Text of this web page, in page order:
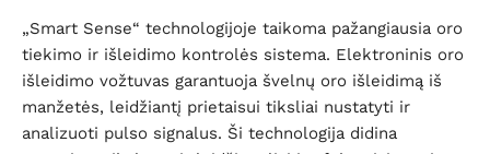
„Smart Sense“ technologijoje taikoma pažangiausia oro
tiekimo ir išleidimo kontrolės sistema. Elektroninis oro
išleidimo vožtuvas garantuoja švelnų oro išleidimą iš
manžetės, leidžiantį prietaisui tiksliai nustatyti ir
analizuoti pulso signalus. Ši technologija didina